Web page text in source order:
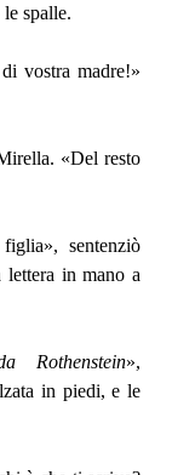
spalle.
vostra madre!»
«Del resto
sentenziò
in mano a
Rothenstein»,
in piedi, e le